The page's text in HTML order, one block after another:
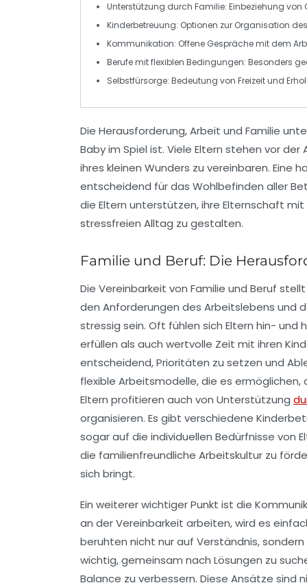
Unterstützung durch Familie: Einbeziehung von
Kinderbetreuung: Optionen zur Organisation
Kommunikation: Offene Gespräche mit dem
Berufe mit flexiblen Bedingungen: Besonders
Selbstfürsorge: Bedeutung von Freizeit und
Die Herausforderung,Arbeit und Familie
Babyim Spiel ist. Viele Eltern stehen vor
ihres kleinen Wunders zu vereinbaren. Eine
entscheidend für das Wohlbefinden aller
die Eltern unterstützen, ihre Elternschaft mit
stressfreien Alltag zu gestalten.
Familie und Beruf: Die
Die Vereinbarkeit von Familie und Beruf stellt
den Anforderungen des Arbeitslebens und
stressig sein. Oft fühlen sich Eltern hin-
erfüllen als auch wertvolle Zeit mit ihren
entscheidend, Prioritäten zu setzen und
flexible Arbeitsmodelle, die es ermöglichen,
Eltern profitieren auch von Unterstützung
organisieren. Es gibt verschiedene
sogar auf die individuellen Bedürfnisse von
die familienfreundliche Arbeitskultur zu
sich bringt.
Ein weiterer wichtiger Punkt ist die
an derVereinbarkeit arbeiten, wird es
beruhten nicht nur auf Verständnis,
wichtig, gemeinsam nach Lösungen zu
Balance zu verbessern. Diese Ansätze sind